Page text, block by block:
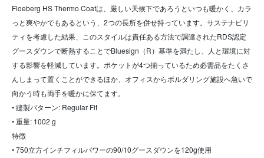
Floeberg HS Thermo Coatは、厳しい天候下であろうといつも暖かく、カラ
っと爽やかでもあるという、2つの長所を併せ持っています。サステナビリ
ティを考慮した結果、このスタイルは責任ある方法で調達されたRDS認定
グースダウンで断熱することでBluesign（R）基準を満たし、人と環境に対
する影響を軽減しています。ポケットが4つ揃っているため必需品をたくさ
んしまって置くことができるほか、オフィスからボルダリング施設へ急いで
向かう時も両手を暖かに保てます。
• 縫製パターン: Regular Fit
• 重量: 1002 g
特徴
• 750立方インチフィルパワーの90/10グースダウンを120g使用